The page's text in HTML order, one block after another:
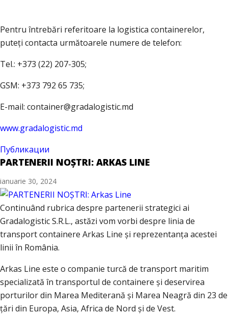
Pentru întrebări referitoare la logistica containerelor,
puteți contacta următoarele numere de telefon:
Tel.: +373 (22) 207-305;
GSM: +373 792 65 735;
E-mail: container@gradalogistic.md
www.gradalogistic.md
Публикации
PARTENERII NOȘTRI: ARKAS LINE
ianuarie 30, 2024
Continuând rubrica despre partenerii strategici ai
Gradalogistic S.R.L., astăzi vom vorbi despre linia de
transport containere Arkas Line și reprezentanța acestei
linii în România.
Arkas Line este o companie turcă de transport maritim
specializată în transportul de containere și deservirea
porturilor din Marea Mediterană și Marea Neagră din 23 de
țări din Europa, Asia, Africa de Nord și de Vest.